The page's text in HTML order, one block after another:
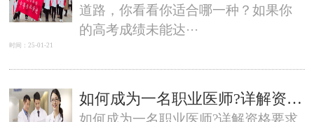
道路，你看看你适合哪一种？如果你
的高考成绩未能达···
时间：25-01-21
如何成为一名职业医师?详解资格要求和培训经验
如何成为一名职业医师?详解资格要求